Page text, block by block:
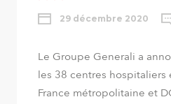
29 décembre 2020
Le Groupe Generali a
les 38 centres
France métropolitaine et